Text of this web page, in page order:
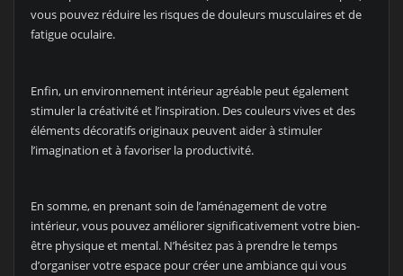
vous pouvez réduire les risques de douleurs musculaires et de
fatigue oculaire.
Enfin, un environnement intérieur agréable peut également
stimuler la créativité et l’inspiration. Des couleurs vives et des
éléments décoratifs originaux peuvent aider à stimuler
l’imagination et à favoriser la productivité.
En somme, en prenant soin de l’aménagement de votre
intérieur, vous pouvez améliorer significativement votre bien-
être physique et mental. N’hésitez pas à prendre le temps
d’organiser votre espace pour créer une ambiance qui vous